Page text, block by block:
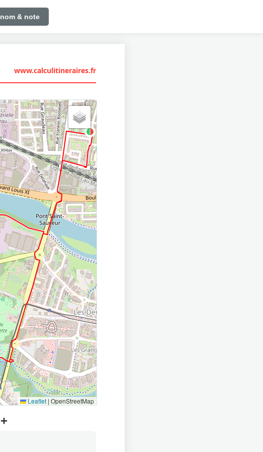
Effacer nom & note
www.calculitineraires.fr
Leaflet | OpenStreetMap